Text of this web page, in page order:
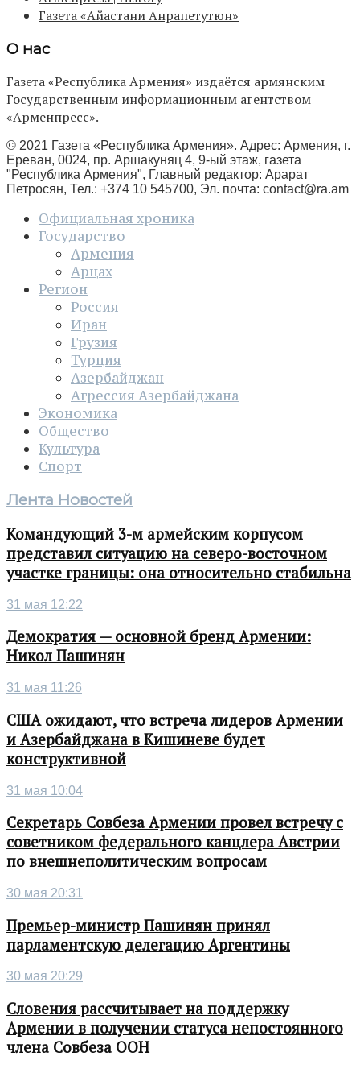
Газета «Айастани Анрапетутюн»
О нас
Газета «Республика Армения» издаётся армянским
Государственным информационным агентством
«Арменпресс».
© 2021 Газета «Республика Армения». Адрес: Армения, г.
Ереван, 0024, пр. Аршакуняц 4, 9-ый этаж, газета
"Республика Армения", Главный редактор: Арарат
Петросян, Тел.: +374 10 545700, Эл. почта: contact@ra.am
Официальная хроника
Государство
Армения
Арцах
Регион
Россия
Иран
Грузия
Турция
Азербайджан
Агрессия Азербайджана
Экономика
Общество
Культура
Спорт
Лента Новостей
Командующий 3-м армейским корпусом
представил ситуацию на северо-восточном
участке границы: она относительно стабильна
31 мая 12:22
Демократия — основной бренд Армении:
Никол Пашинян
31 мая 11:26
США ожидают, что встреча лидеров Армении
и Азербайджана в Кишиневе будет
конструктивной
31 мая 10:04
Секретарь Совбеза Армении провел встречу с
советником федерального канцлера Австрии
по внешнеполитическим вопросам
30 мая 20:31
Премьер-министр Пашинян принял
парламентскую делегацию Аргентины
30 мая 20:29
Словения рассчитывает на поддержку
Армении в получении статуса непостоянного
члена Совбеза ООН